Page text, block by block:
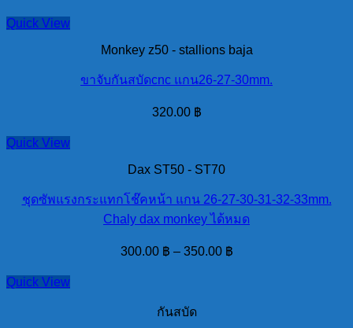
Quick View
Monkey z50 - stallions baja
ขาจับกันสบัดcnc แกน26-27-30mm.
320.00 ฿
Quick View
Dax ST50 - ST70
ชุดซัพแรงกระแทกโช๊คหน้า แกน 26-27-30-31-32-33mm.
Chaly dax monkey ได้หมด
300.00 ฿ – 350.00 ฿
Quick View
กันสบัด